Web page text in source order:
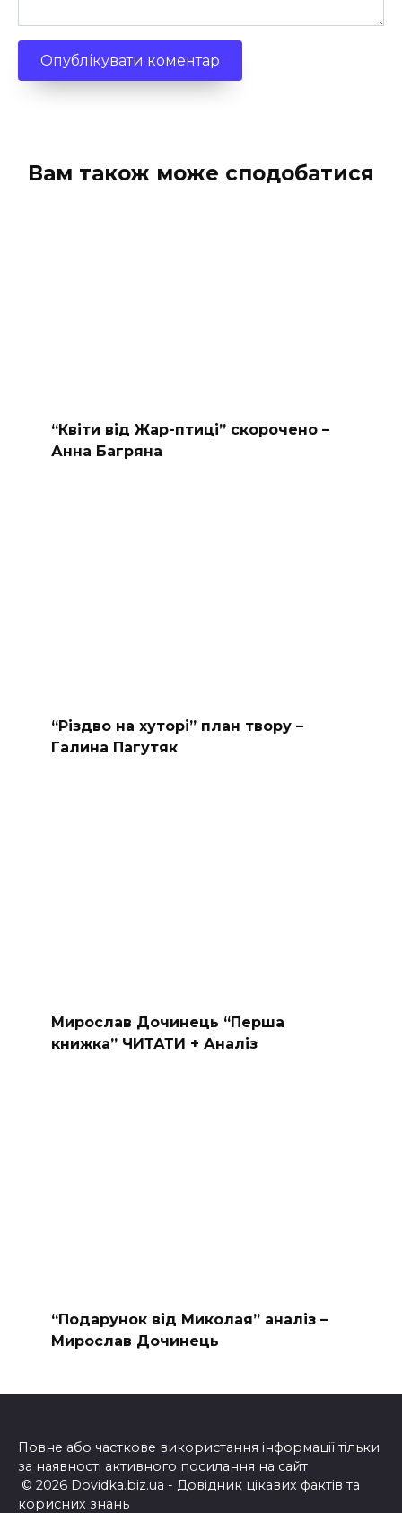
Вам також може сподобатися
“Квіти від Жар-птиці” скорочено –
Анна Багряна
“Різдво на хуторі” план твору –
Галина Пагутяк
Мирослав Дочинець “Перша
книжка” ЧИТАТИ + Аналіз
“Подарунок від Миколая” аналіз –
Мирослав Дочинець
Повне або часткове використання інформації тільки
за наявності активного посилання на сайт
© 2026 Dovidka.biz.ua - Довідник цікавих фактів та
корисних знань